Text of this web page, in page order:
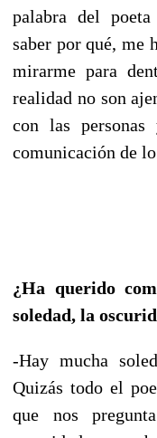
palabra del
saber por qué, me
mirarme para
realidad no son
con las
comunicación de lo
¿Ha querido
soledad, la
-Hay mucha
Quizás todo el
que nos